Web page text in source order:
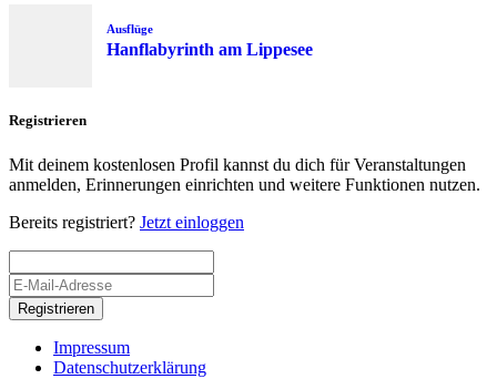
Ausflüge
Hanflabyrinth am Lippesee
Registrieren
Mit deinem kostenlosen Profil kannst du dich für Veranstaltungen
anmelden, Erinnerungen einrichten und weitere Funktionen nutzen.
Bereits registriert? Jetzt einloggen
Registrieren
Impressum
Datenschutzerklärung